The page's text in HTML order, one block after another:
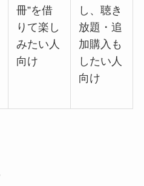
冊”を借
りて楽し
みたい人
向け
し、聴き
放題・追
加購入も
したい人
向け